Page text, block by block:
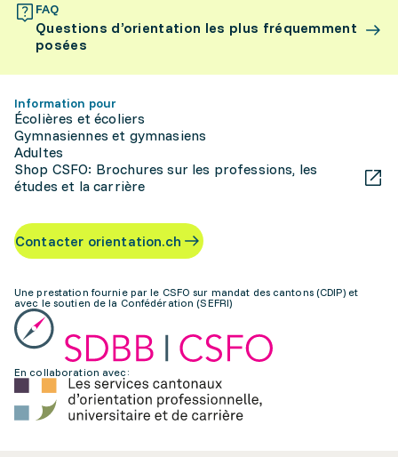
FAQ
Questions d’orientation les plus fréquemment
posées
Information pour
Écolières et écoliers
Gymnasiennes et gymnasiens
Adultes
Shop CSFO: Brochures sur les professions, les
études et la carrière
Contacter orientation.ch
Une prestation fournie par le CSFO sur mandat des cantons (CDIP) et
avec le soutien de la Confédération (SEFRI)
En collaboration avec: